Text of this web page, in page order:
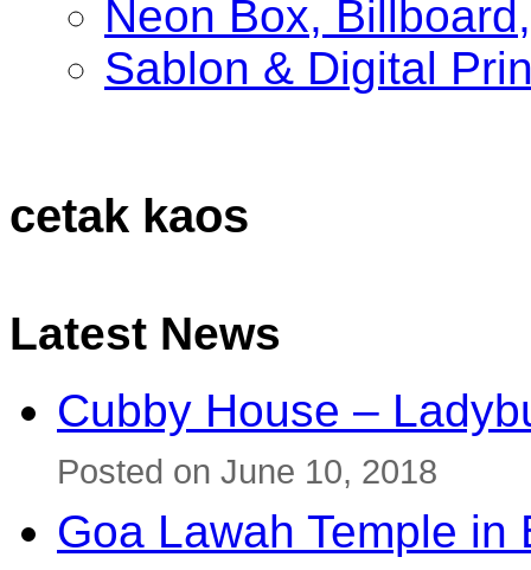
Neon Box,
Sablon & Digital
cetak kaos
Latest News
Cubby House –
Posted on June 10, 2018
Goa Lawah Temple in